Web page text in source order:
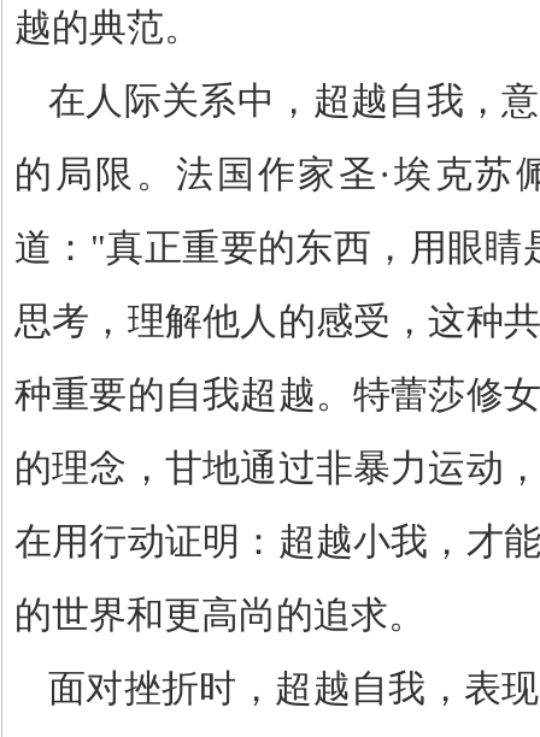
越的典范。
在人际关系中，超越自我，
的局限。法国作家圣 ·埃克苏
道： "真正重要的东西，用眼睛
思考，理解他人的感受，这种
种重要的自我超越。特蕾莎修
的理念，甘地通过非暴力运动
在用行动证明：超越小我，才
的世界和更高尚的追求。
面对挫折时，超越自我，表